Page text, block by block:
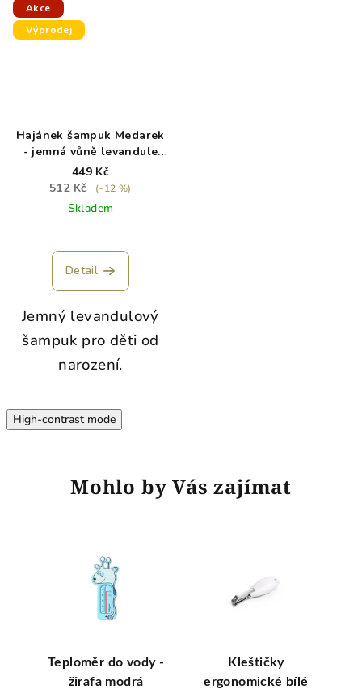
Akce
Výprodej
Hajánek šampuk Medarek
- jemná vůně levandule
pro nejmenší děti - exp.
5/26
449 Kč
512 Kč
(–12 %)
Skladem
Detail
Jemný levandulový
šampuk pro děti od
narození.
High-contrast mode
Mohlo by Vás zajímat
Teploměr do vody -
žirafa modrá
Kleštičky
ergonomické bílé